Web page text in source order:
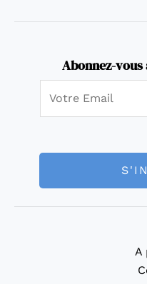
Abonnez-
A